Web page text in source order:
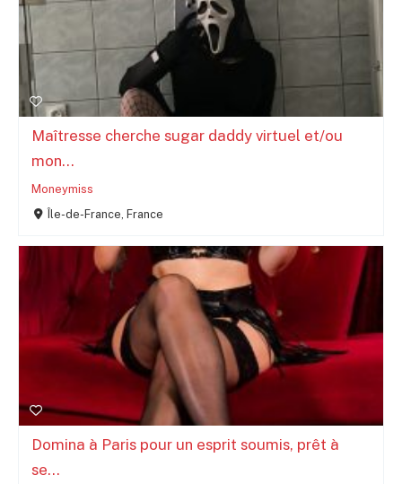
Maîtresse cherche sugar daddy virtuel et/ou
mon...
Moneymiss
Île-de-France, France
Domina à Paris pour un esprit soumis, prêt à
se...